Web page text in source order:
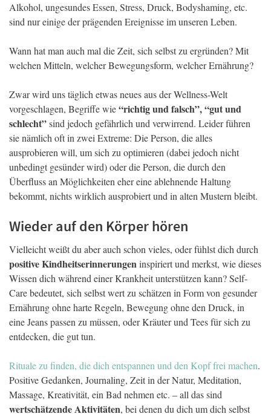
Alkohol, ungesundes Essen, Stress, Druck, Bodyshaming, etc.
sind nur einige der prägenden Ereignisse im unseren Leben.
Wann hat man auch mal die Zeit, sich selbst zu ergründen? Mit
welchen Mitteln, welcher Bewegungsform, welcher Ernährung?
Zwar wird uns täglich etwas neues aus der Wellness-Welt
vorgeschlagen, Begriffe wie“richtig und falsch”, “gut und
schlecht”sind jedoch gefährlich und verwirrend. Leider führen
sie nämlich oft in zwei Extreme: Die Person, die alles
ausprobieren will, um sich zu optimieren (dabei jedoch nicht
unbedingt gesünder wird) oder die Person, die durch den
Überfluss an Möglichkeiten eher eine ablehnende Haltung
bekommt, nichts wirklich ausprobiert und in alten Mustern bleibt.
Wieder auf den Körper hören
Vielleicht weißt du aber auch schon vieles, oder fühlst dich durch
positive Kindheitserinnerungeninspiriert und merkst, wie dieses
Wissen dich während einer Krankheit unterstützen kann? Self-
Care bedeutet, sich selbst wert zu schätzen in Form von gesunder
Ernährung ohne harte Regeln, Bewegung ohne den Druck, in
eine Jeans passen zu müssen, oder Kräuter und Tees für sich zu
entdecken, die gut tun.
Rituale zu finden, die dich entspannen und den Kopf frei machen.
Positive Gedanken, Journaling, Zeit in der Natur, Meditation,
Massage, Kreativität, ein Bad nehmen etc. – all das sind
wertschätzende Aktivitäten, bei denen du dich um dich selbst